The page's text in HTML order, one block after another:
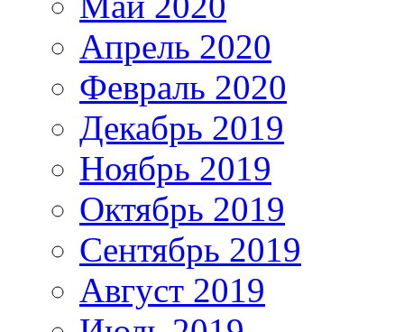
Апрель 2020
Февраль 2020
Декабрь 2019
Ноябрь 2019
Октябрь 2019
Сентябрь 2019
Август 2019